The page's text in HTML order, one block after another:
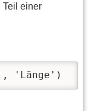
Teil einer
'Länge')